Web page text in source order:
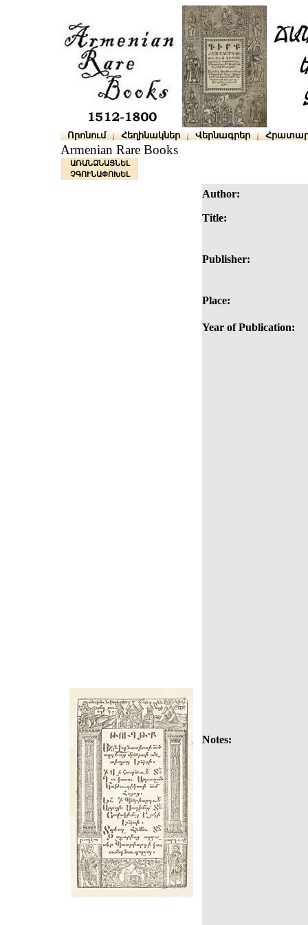
Որոնում Հեղինակներ Վերնագրեր
Armenian Rare Books
ԱՌԱՆՁՆԱՑՆԵԼ
ՉԳՈՒՆԱՓՈԽԵԼ
Author:
Title:
Publisher:
Place:
Year of Publication:
Notes: